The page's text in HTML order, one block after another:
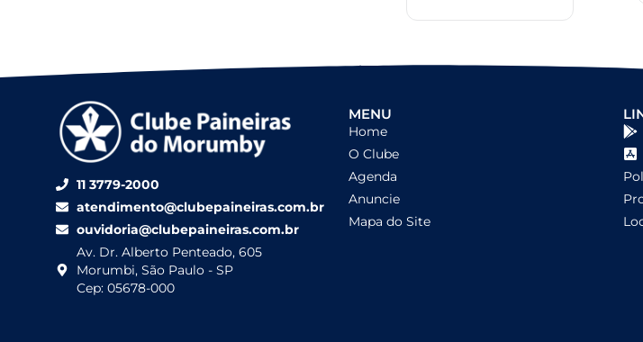
11 3779-2000
atendimento@clubepaineiras.com.br
ouvidoria@clubepaineiras.com.br
Av. Dr. Alberto Penteado, 605
Morumbi, São Paulo - SP
Cep: 05678-000
MENU
Home
O Clube
Agenda
Anuncie
Mapa do Site